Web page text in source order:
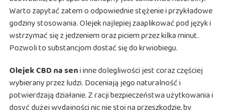
Warto zapytać zatem o odpowiednie stężenie i przykładowe
godziny stosowania. Olejek najlepiej zaaplikować pod język i
wstrzymać się z jedzeniem oraz piciem przez kilka minut.
Pozwoli to substancjom dostać się do krwiobiegu.
Olejek CBD na seni inne dolegliwości jest coraz częściej
wybierany przez ludzi. Doceniają jego naturalność i
potwierdzają działanie. Z racji bezpieczeństwa użytkowania i